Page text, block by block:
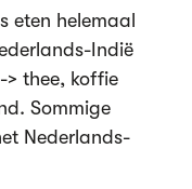
eten helemaal
Indië
thee, koffie
Sommige
Nederlands-